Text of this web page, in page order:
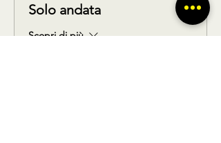
Solo andata
Scopri di più